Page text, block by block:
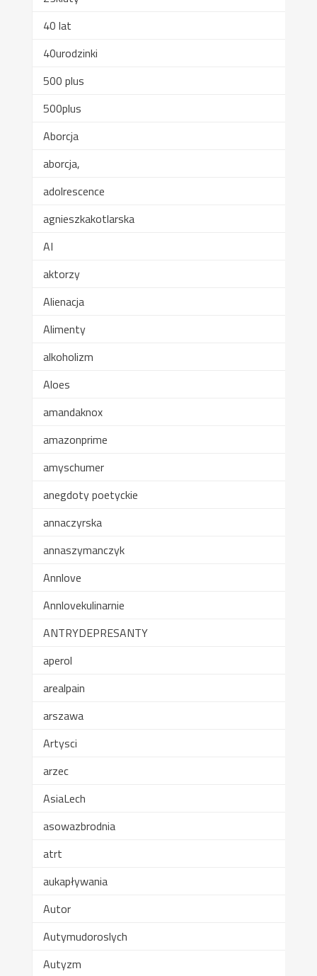
40 lat
40urodzinki
500 plus
500plus
Aborcja
aborcja,
adolrescence
agnieszkakotlarska
AI
aktorzy
Alienacja
Alimenty
alkoholizm
Aloes
amandaknox
amazonprime
amyschumer
anegdoty poetyckie
annaczyrska
annaszymanczyk
Annlove
Annlovekulinarnie
ANTRYDEPRESANTY
aperol
arealpain
arszawa
Artysci
arzec
AsiaLech
asowazbrodnia
atrt
aukapływania
Autor
Autymudoroslych
Autyzm